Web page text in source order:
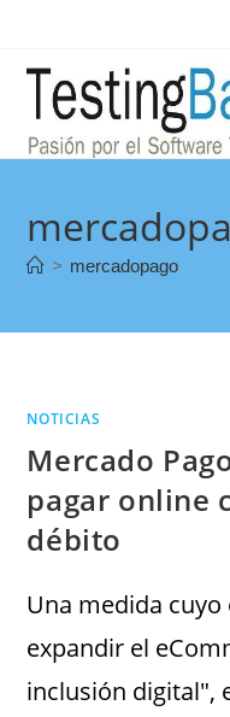
> mercadopago
NOTICIAS
Mercado
pagar online
débito
Una medida
expandir el
inclusión digital",